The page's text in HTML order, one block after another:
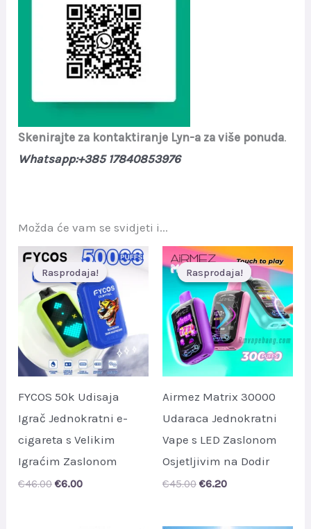
Skenirajte za kontaktiranje Lyn-a za više ponuda.
Whatsapp:+385 17840853976
Možda će vam se svidjeti i...
Rasprodaja!
Rasprodaja!
FYCOS 50k Udisaja
Igrač Jednokratni e-
cigareta s Velikim
Igraćim Zaslonom
€46.00 Original
€6.00Current
Rasprodaja!
Rasprodaja!
Airmez Matrix 30000
Udaraca Jednokratni
Vape s LED Zaslonom
Osjetljivim na Dodir
€45.00 Original
€6.20Current